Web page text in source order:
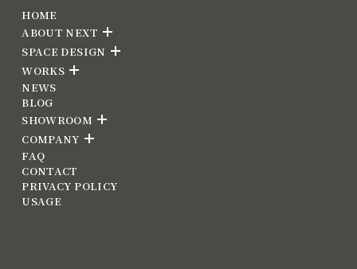
HOME
ABOUT NEXT
SPACE DESIGN
WORKS
NEWS
BLOG
SHOWROOM
COMPANY
FAQ
CONTACT
PRIVACY POLICY
USAGE